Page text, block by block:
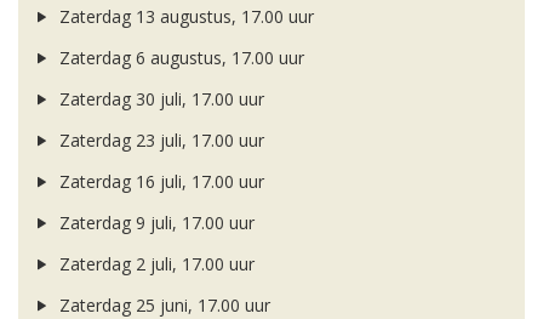
Zaterdag 13 augustus, 17.00 uur
Zaterdag 6 augustus, 17.00 uur
Zaterdag 30 juli, 17.00 uur
Zaterdag 23 juli, 17.00 uur
Zaterdag 16 juli, 17.00 uur
Zaterdag 9 juli, 17.00 uur
Zaterdag 2 juli, 17.00 uur
Zaterdag 25 juni, 17.00 uur